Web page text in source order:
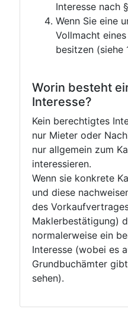
Interesse nach
Wenn Sie eine
Vollmacht
besitzen (siehe
Worin besteht
Interesse?
Kein berechtigtes
nur Mieter oder
nur allgemein zum
interessieren.
Wenn sie konkrete
und diese
des
Maklerbestätigung)
normalerweise ein
Interesse (wobei es
Grundbuchämter
sehen).